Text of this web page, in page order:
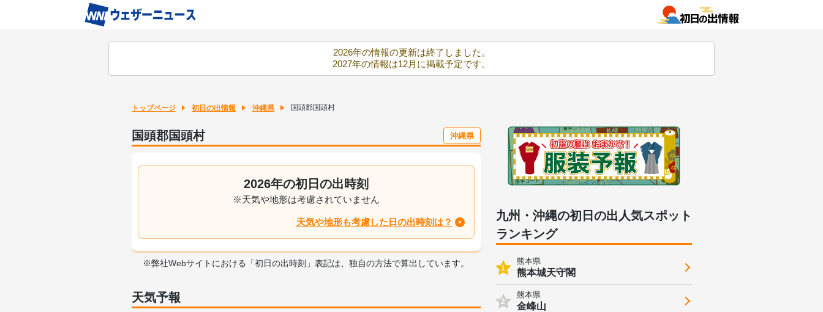
2026年の情報の更新は終了しました。
2027年の情報は12月に掲載予定です。
トップページ 初日の出情報 沖縄県 国頭郡国頭村
国頭郡国頭村 沖縄県
2026年の初日の出時刻
※天気や地形は考慮されていません
天気や地形も考慮した日の出時刻は？
※弊社Webサイトにおける「初日の出時刻」表記は、独自の方法で算出しています。
天気予報
九州・沖縄の初日の出人気スポット
ランキング
1
熊本県
熊本城天守閣
2
熊本県
金峰山